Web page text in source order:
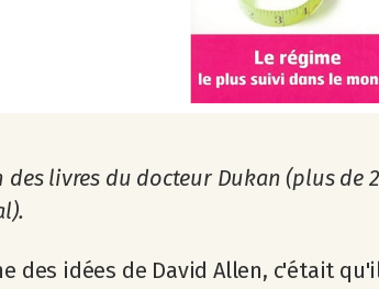
des livres du docteur Dukan (plus de
des idées de David Allen, c'était